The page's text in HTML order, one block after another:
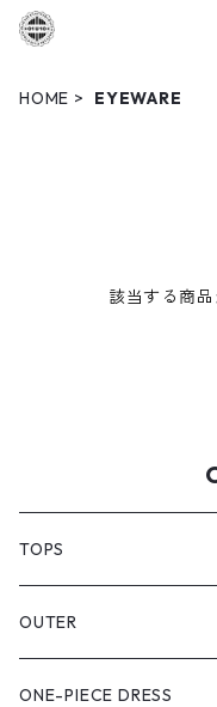
HOME EYEWARE
該当する商
TOPS
PULL OVER
SHIRT
OUTER
VEST
ONE-PIECE DRESS